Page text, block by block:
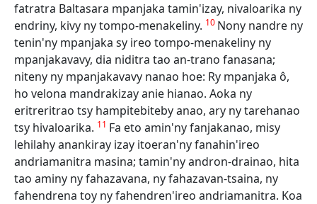
fatratra Baltasara mpanjaka tamin'izay, nivaloarika ny
endriny, kivy ny tompo-menakeliny. 10 Nony nandre ny
tenin'ny mpanjaka sy ireo tompo-menakeliny ny
mpanjakavavy, dia niditra tao an-trano fanasana;
niteny ny mpanjakavavy nanao hoe: Ry mpanjaka ô,
ho velona mandrakizay anie hianao. Aoka ny
eritreritrao tsy hampitebiteby anao, ary ny tarehanao
tsy hivaloarika. 11 Fa eto amin'ny fanjakanao, misy
lehilahy anankiray izay itoeran'ny fanahin'ireo
andriamanitra masina; tamin'ny andron-drainao, hita
tao aminy ny fahazavana, ny fahazavan-tsaina, ny
fahendrena toy ny fahendren'ireo andriamanitra. Koa